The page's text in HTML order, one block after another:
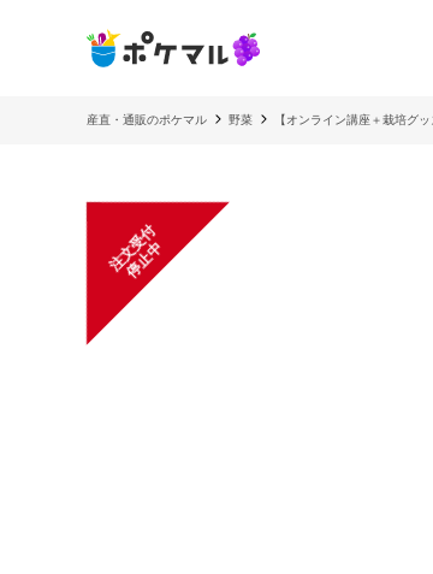
産直・通販のポケマル 野菜 【オンライン講座＋栽培グ
注
文
受
付
停
止
中